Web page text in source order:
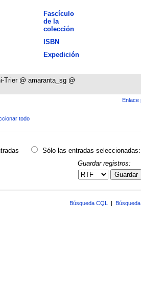
Fascículo
de la
colección
ISBN
Expedición
Trier @ amaranta_sg @
Enlace
todo
Sólo las entradas seleccionadas:
Guardar registros:
Guardar
Búsqueda CQL